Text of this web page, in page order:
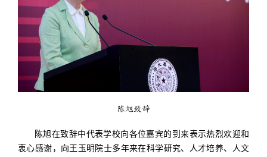
陈旭致辞
陈旭在致辞中代表学校向各位嘉宾的到来表示热烈欢迎和
衷心感谢，向王玉明院士多年来在科学研究、人才培养、人文